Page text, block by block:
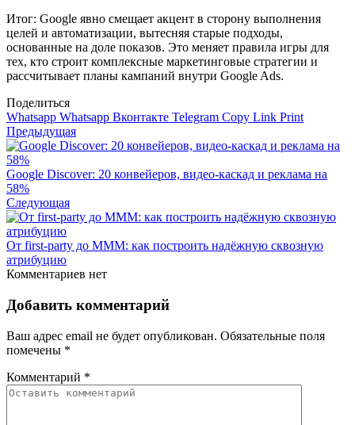
Итог: Google явно смещает акцент в сторону выполнения
целей и автоматизации, вытесняя старые подходы,
основанные на доле показов. Это меняет правила игры для
тех, кто строит комплексные маркетинговые стратегии и
рассчитывает планы кампаний внутри Google Ads.
Поделиться
Whatsapp Whatsapp Вконтакте Telegram Copy Link Print
Предыдущая
Google Discover: 20 конвейеров, видео-каскад и реклама на
58%
Следующая
От first‑party до MMM: как построить надёжную сквозную
атрибуцию
Комментариев нет
Добавить комментарий
Ваш адрес email не будет опубликован. Обязательные поля
помечены *
Комментарий *